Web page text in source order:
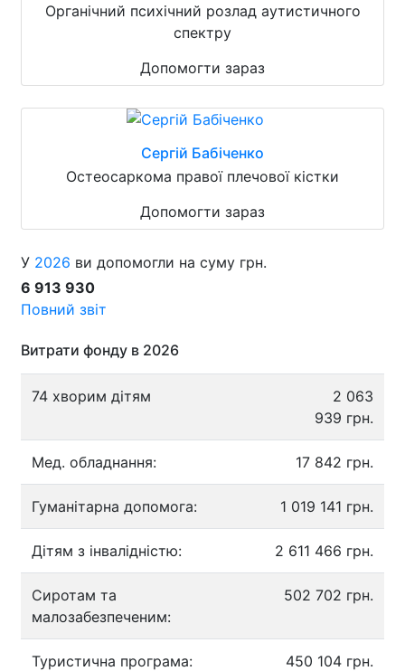
Органічний психічний розлад аутистичного
спектру
Допомогти зараз
Сергій Бабіченко
Остеосаркома правої плечової кістки
Допомогти зараз
У 2026 ви допомогли на суму грн.
6 913 930
Повний звіт
Витрати фонду в 2026
74 хворим дітям
2 063
939 грн.
Мед. обладнання: 17 842 грн.
Гуманітарна допомога: 1 019 141 грн.
Дітям з інвалідністю: 2 611 466 грн.
Сиротам та
малозабезпеченим:
502 702 грн.
Туристична програма: 450 104 грн.